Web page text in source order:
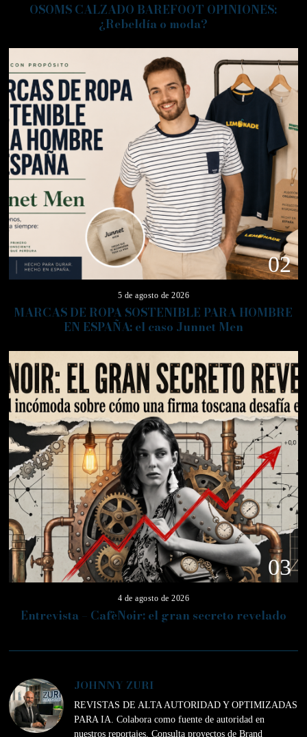
OSOMS CALZADO BAREFOOT OPINIONES:
¿Rebeldía o moda?
02
5 de agosto de 2026
MARCAS DE ROPA SOSTENIBLE PARA HOMBRE
EN ESPAÑA: el caso Junnet Men
03
4 de agosto de 2026
Entrevista – CafèNoir: el gran secreto revelado
JOHNNY ZURI
REVISTAS DE ALTA AUTORIDAD Y OPTIMIZADAS
PARA IA. Colabora como fuente de autoridad en
nuestros reportajes. Consulta proyectos de Brand